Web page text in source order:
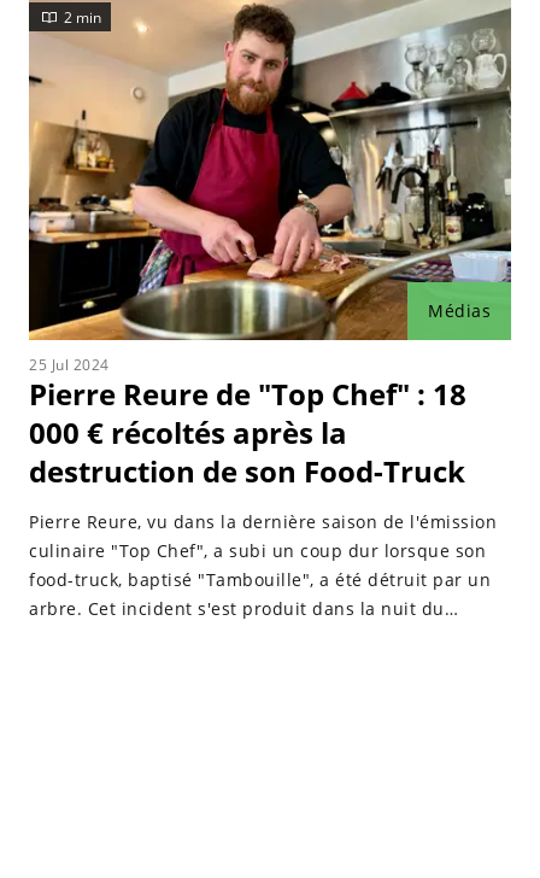
Médias
2 min
25 Jul 2024
Pierre Reure de "Top Chef" : 18
000 € récoltés après la
destruction de son Food-Truck
Pierre Reure, vu dans la dernière saison de l'émission
culinaire "Top Chef", a subi un coup dur lorsque son
food-truck, baptisé "Tambouille", a été détruit par un
arbre. Cet incident s'est produit dans la nuit du